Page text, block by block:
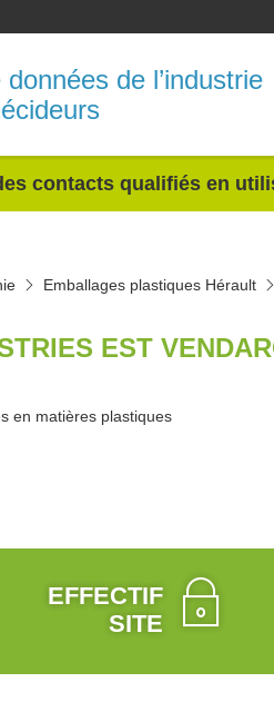
de l’industrie
contacts qualifiés en
Emballages plastiques Hérault
EST
en matières plastiques
EFFECTIF
SITE